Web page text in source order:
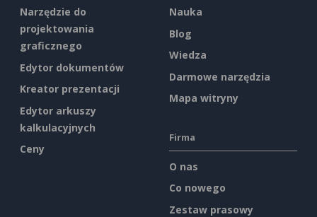
Narzędzie do
projektowania
graficznego
Edytor dokumentów
Kreator prezentacji
Edytor arkuszy
kalkulacyjnych
Ceny
Nauka
Blog
Wiedza
Darmowe narzędzia
Mapa witryny
Firma
O nas
Co nowego
Zestaw prasowy